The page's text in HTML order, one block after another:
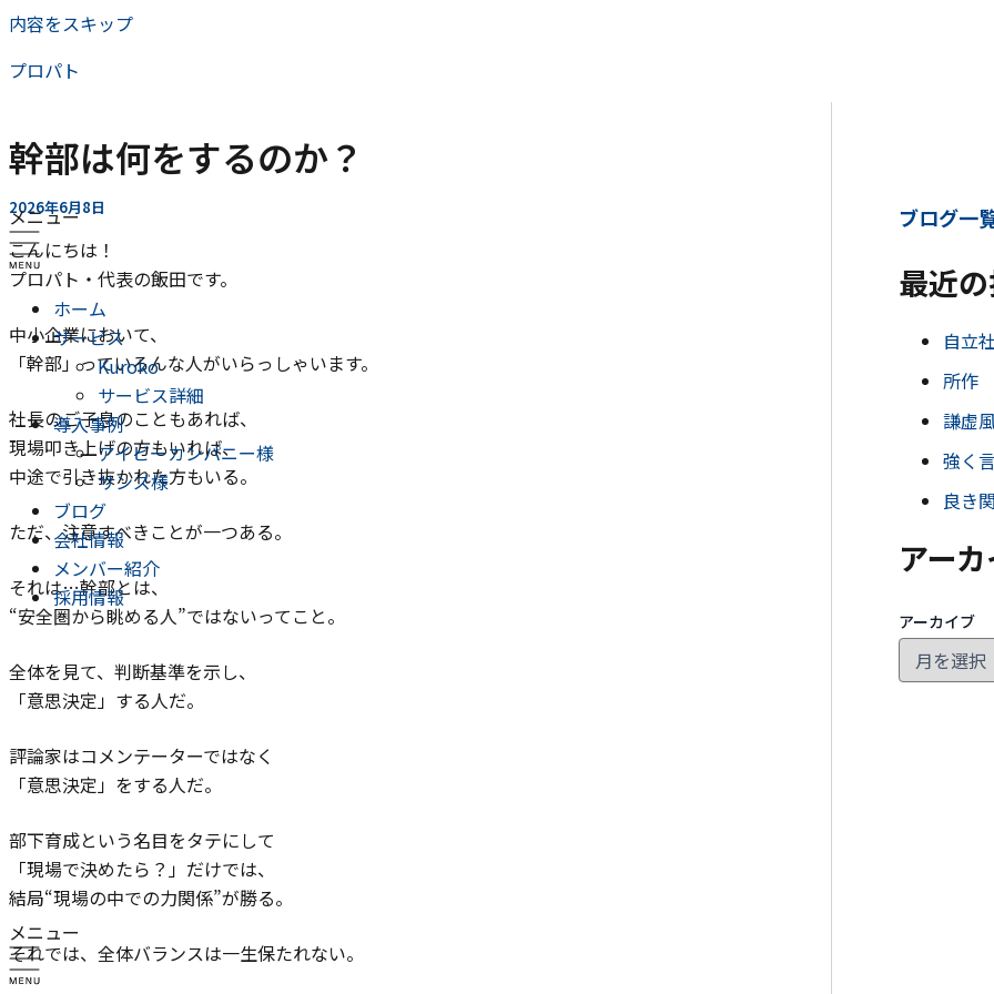
内容をスキップ
プロパト
メニュー
ホーム
サービス
Kuroko
サービス詳細
導入事例
アイビーカンパニー様
サンズ様
ブログ
会社情報
メンバー紹介
採用情報
メニュー
幹部は何をするのか？
2026年6月8日
こんにちは！
プロパト・代表の飯田です。
中小企業において、
「幹部」っていろんな人がいらっしゃいます。
社長のご子息のこともあれば、
現場叩き上げの方もいれば、
中途で引き抜かれた方もいる。
ただ、注意すべきことが一つある。
それは…幹部とは、
“安全圏から眺める人”ではないってこと。
全体を見て、判断基準を示し、
「意思決定」する人だ。
評論家はコメンテーターではなく
「意思決定」をする人だ。
部下育成という名目をタテにして
「現場で決めたら？」だけでは、
結局“現場の中での力関係”が勝る。
それでは、全体バランスは一生保たれない。
ブログ一
最近
自立
所作
謙虚
強く
良き
アー
アーカイブ